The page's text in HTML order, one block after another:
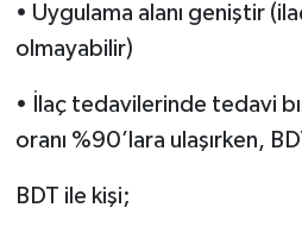
• Uygulama alanı geniştir
olmayabilir)
• İlaç tedavilerinde tedavi
oranı %90’lara ulaşırken,
BDT ile kişi;